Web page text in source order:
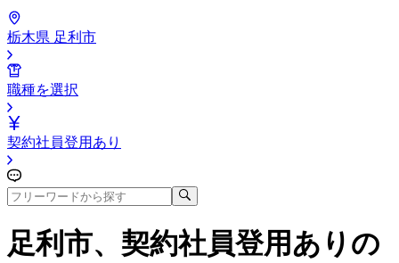
栃木県 足利市
職種を選択
契約社員登用あり
足利市、契約社員登用あり の